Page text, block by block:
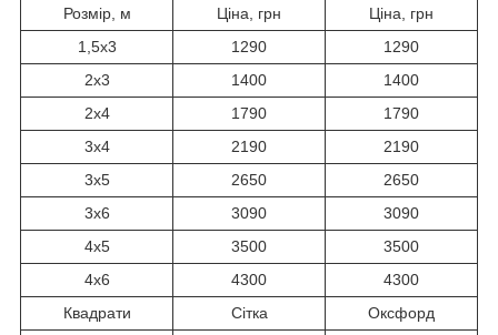
Розмір, м Ціна, грн
Ціна, грн
1,5x3
1290
1290
2x3
1400
1400
2x4
1790
1790
3x4
2190
2190
3x5
2650
2650
3x6
3090
3090
4x5
3500
3500
4x6
4300
4300
Квадрати
Сітка
Оксфорд